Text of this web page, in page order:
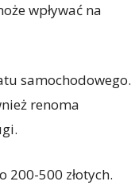
wpływać na
samochodowego.
renoma
200-500 złotych.